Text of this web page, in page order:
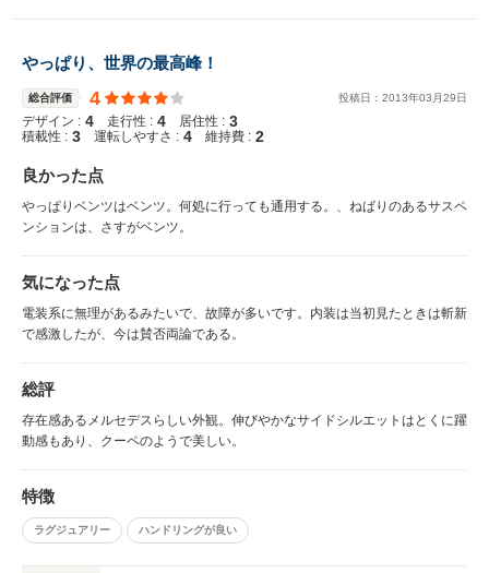
やっぱり、世界の最高峰！
総合評価 4 投稿日： 2013年03 月29日
デザイン : 4 走行性 : 4 居住性 : 3
積載性 : 3 運転しやすさ : 4 維持費 : 2
良かった点
やっぱりベンツはベンツ。何処に行っても通用する。、ねばりのあるサスペ
ンションは、さすがベンツ。
気になった点
電装系に無理があるみたいで、故障が多いです。内装は当初見たときは斬新
で感激したが、今は賛否両論である。
総評
存在感あるメルセデスらしい外観。伸びやかなサイドシルエットはとくに躍
動感もあり、クーペのようで美しい。
特徴
ラグジュアリー ハンドリングが良い